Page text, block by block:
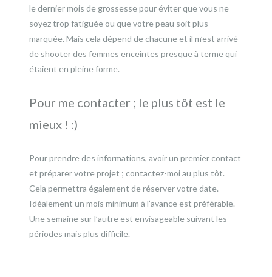
le dernier mois de grossesse pour éviter que vous ne
soyez trop fatiguée ou que votre peau soit plus
marquée. Mais cela dépend de chacune et il m’est arrivé
de shooter des femmes enceintes presque à terme qui
étaient en pleine forme.
Pour me contacter ; le plus tôt est le
mieux ! :)
Pour prendre des informations, avoir un premier contact
et préparer votre projet ; contactez-moi au plus tôt.
Cela permettra également de réserver votre date.
Idéalement un mois minimum à l’avance est préférable.
Une semaine sur l’autre est envisageable suivant les
périodes mais plus difficile.